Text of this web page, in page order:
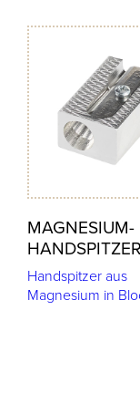
MAGNESIUM-
HANDSPITZER
Handspitzer aus
Magnesium in
merken